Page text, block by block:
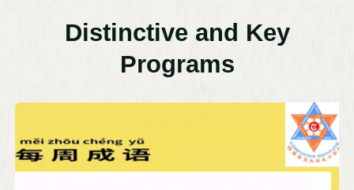
Distinctive and Key
Programs